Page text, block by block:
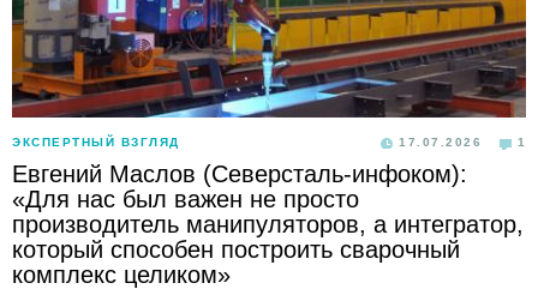
ЭКСПЕРТНЫЙ ВЗГЛЯД 17.07.2026 1
Евгений Маслов (Северсталь-инфоком):
«Для нас был важен не просто
производитель манипуляторов, а интегратор,
который способен построить сварочный
комплекс целиком»